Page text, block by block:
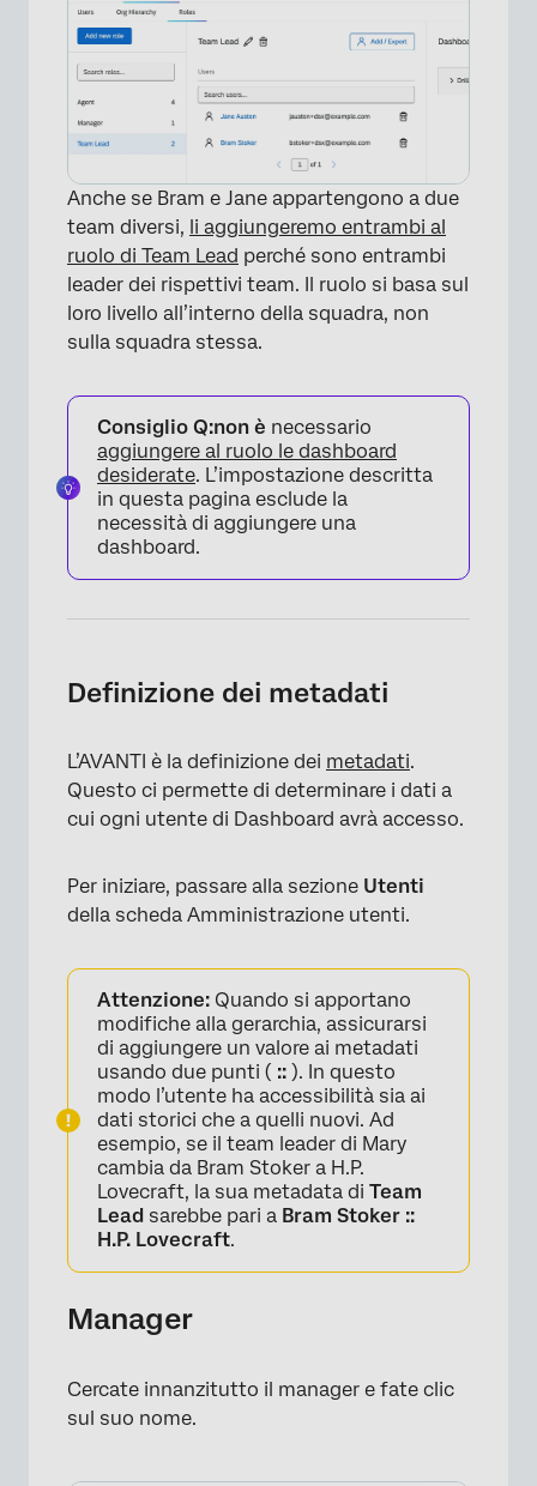
Anche se Bram e Jane appartengono a due
team diversi, li aggiungeremo entrambi al
ruolo di Team Lead perché sono entrambi
leader dei rispettivi team. Il ruolo si basa sul
loro livello all’interno della squadra, non
sulla squadra stessa.
Consiglio Q:non è necessario
aggiungere al ruolo le dashboard
desiderate. L’impostazione descritta
in questa pagina esclude la
necessità di aggiungere una
dashboard.
Definizione dei metadati
L’AVANTI è la definizione dei metadati.
Questo ci permette di determinare i dati a
cui ogni utente di Dashboard avrà accesso.
Per iniziare, passare alla sezione Utenti
della scheda Amministrazione utenti.
Attenzione: Quando si apportano
modifiche alla gerarchia, assicurarsi
di aggiungere un valore ai metadati
usando due punti ( :: ). In questo
modo l’utente ha accessibilità sia ai
dati storici che a quelli nuovi. Ad
esempio, se il team leader di Mary
cambia da Bram Stoker a H.P.
Lovecraft, la sua metadata di Team
Lead sarebbe pari a Bram Stoker ::
H.P. Lovecraft.
Manager
Cercate innanzitutto il manager e fate clic
sul suo nome.